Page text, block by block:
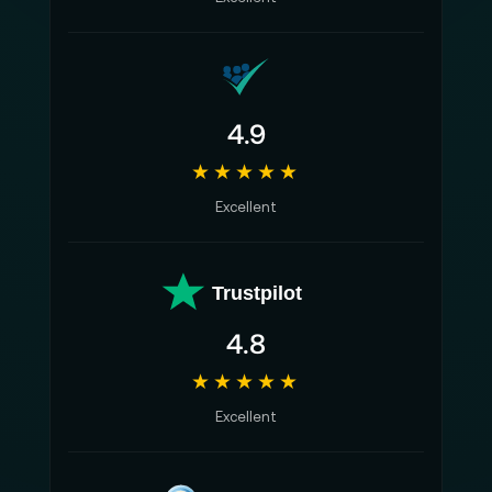
Relevanz für moderne, hybride Produktionen
Studios, Live-Events, Außenstandorte und digitale
Regien. 19”-Encoder und Decoder schließen diese
Räume zusammen, indem sie zuverlässige
unterschiedliche Netzwerke anpassen. Für Teams
bedeutet das Flexibilität ohne Kompromisse:
laufen. Damit entsteht eine technische Infrastruktur,
Was Du vielleicht noch wissen solltest
Die Kategorie ist nicht nur für große Broadcast-
profitieren von kontrollierter Latenz, verlässlicher
4.9
★★★★★
Excellent
Trustpilot
4.8
★★★★★
Excellent